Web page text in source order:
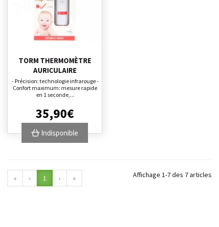
TORM THERMOMÈTRE
AURICULAIRE
- Précision: technologie infrarouge -
Confort maximum: mesure rapide
en 1 seconde,...
35,90€
Indisponible
« ‹ 1 › » Affichage 1-7 des 7 articles